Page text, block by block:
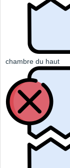
chambre du haut